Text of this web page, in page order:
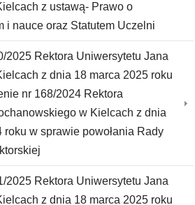
z ustawą- Prawo o
i nauce oraz Statutem Uczelni
2025 Rektora Uniwersytetu Jana
z dnia 18 marca 2025 roku
nr 168/2024 Rektora
w Kielcach z dnia
w sprawie powołania Rady
2025 Rektora Uniwersytetu Jana
z dnia 18 marca 2025 roku